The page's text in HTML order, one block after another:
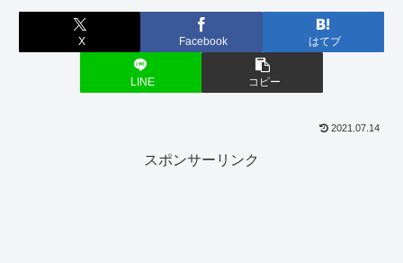
X Facebook はてブ
LINE コピー
2021.07.14
スポンサーリンク